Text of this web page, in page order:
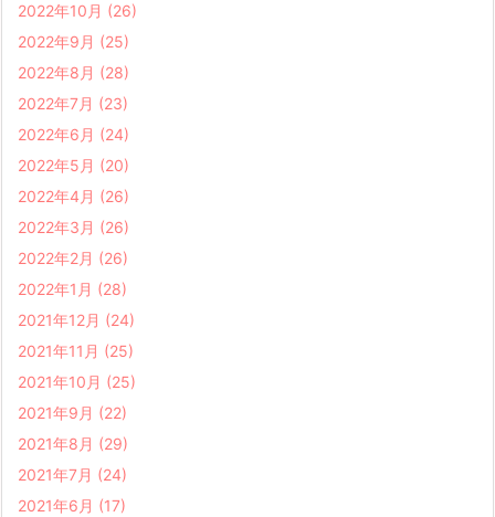
2022年10月 (26)
2022年9月 (25)
2022年8月 (28)
2022年7月 (23)
2022年6月 (24)
2022年5月 (20)
2022年4月 (26)
2022年3月 (26)
2022年2月 (26)
2022年1月 (28)
2021年12月 (24)
2021年11月 (25)
2021年10月 (25)
2021年9月 (22)
2021年8月 (29)
2021年7月 (24)
2021年6月 (17)